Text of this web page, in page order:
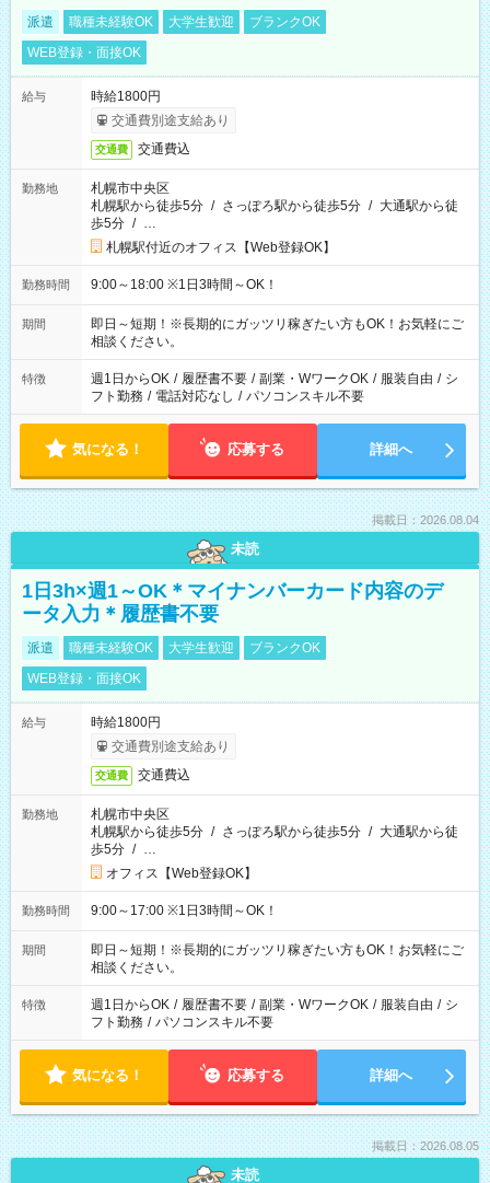
派遣 職種未経験OK 大学生歓迎
ブランクOK
WEB登録・面接OK
給与
時給1800円
交通費別途支給あり
交通費 交通費込
勤務地
札幌市中央区
札幌駅から徒歩5分 / さっぽろ駅から徒歩5分 / 大通駅から徒
歩5分 / …
札幌駅付近のオフィス【Web登録OK】
勤務時間 9:00～18:00 ※1日3時間～OK！
期間
即日～短期！※長期的にガッツリ稼ぎたい方もOK！お気軽にご
相談ください。
特徴 週1日からOK / 履歴書不要 / 副業・WワークOK / 服装自由 / シ
フト勤務 / 電話対応なし / パソコンスキル不要
気になる！ 応募する 詳細へ
掲載日：2026.08.04
未読
1日3h×週1～OK＊マイナンバーカード内容のデ
ータ入力＊履歴書不要
派遣 職種未経験OK 大学生歓迎
ブランクOK
WEB登録・面接OK
給与
時給1800円
交通費別途支給あり
交通費 交通費込
勤務地
札幌市中央区
札幌駅から徒歩5分 / さっぽろ駅から徒歩5分 / 大通駅から徒
歩5分 / …
オフィス【Web登録OK】
勤務時間 9:00～17:00 ※1日3時間～OK！
期間
即日～短期！※長期的にガッツリ稼ぎたい方もOK！お気軽にご
相談ください。
特徴 週1日からOK / 履歴書不要 / 副業・WワークOK / 服装自由 / シ
フト勤務 / パソコンスキル不要
気になる！ 応募する 詳細へ
掲載日：2026.08.05
未読